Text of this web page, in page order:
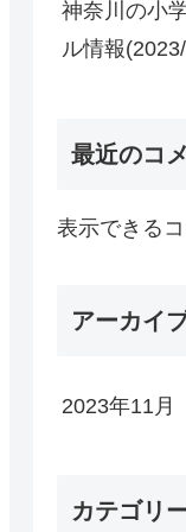
神奈川の小
ル情報
最近のコ
表示できる
アーカイ
2023年11月
カテゴリ